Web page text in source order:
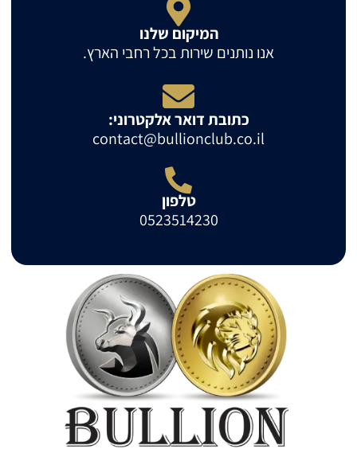
המיקום שלנו
אנו נותנים שירות בכל רחבי הארץ.
כתובת דואר אלקטרוני:
contact@bullionclub.co.il
טלפון
0523514230